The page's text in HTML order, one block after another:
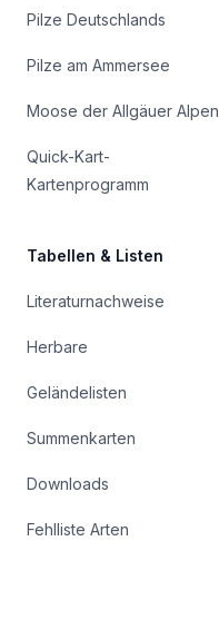
Pilze Deutschlands
Pilze am Ammersee
Moose der Allgäuer Alpen
Quick-Kart-
Kartenprogramm
Tabellen & Listen
Literaturnachweise
Herbare
Geländelisten
Summenkarten
Downloads
Fehlliste Arten